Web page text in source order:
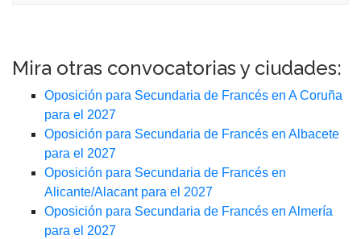
Mira otras convocatorias y ciudades:
Oposición para Secundaria de Francés en A Coruña
para el 2027
Oposición para Secundaria de Francés en Albacete
para el 2027
Oposición para Secundaria de Francés en
Alicante/Alacant para el 2027
Oposición para Secundaria de Francés en Almería
para el 2027